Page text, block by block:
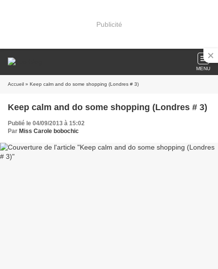
Publicité
MENU
Accueil » Keep calm and do some shopping (Londres # 3)
Keep calm and do some shopping (Londres # 3)
Publié le 04/09/2013 à 15:02
Par Miss Carole bobochic